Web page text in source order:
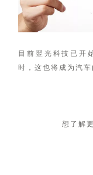
目前翌光科技已开
时，这也将成为汽
想了解